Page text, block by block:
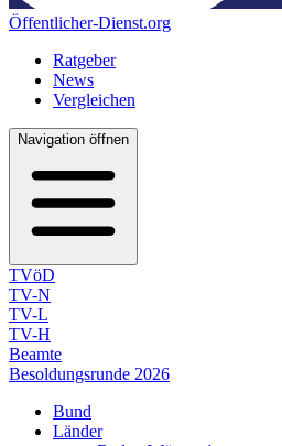
Öffentlicher-Dienst.org
Ratgeber
News
Vergleichen
Navigation öffnen
TVöD
TV-N
TV-L
TV-H
Beamte
Besoldungsrunde 2026
Bund
Länder